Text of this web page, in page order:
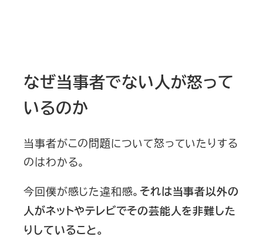
なぜ当事者でない人が怒って
いるのか
当事者がこの問題について怒っていたりする
のはわかる。
今回僕が感じた違和感。 それは当事者以外の
人がネットやテレビでその芸能人を非難した
りしていること。